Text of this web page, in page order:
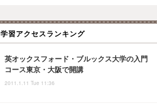
学習アクセスランキング
英オックスフォード・ブルックス大学の入門
コース東京・大阪で開講
2011.1.11 Tue 11:36